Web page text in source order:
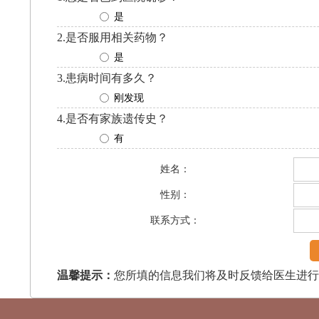
是
2.是否服用相关药物？
是
3.患病时间有多久？
刚发现
4.是否有家族遗传史？
有
姓名：
性别：
联系方式：
温馨提示：您所填的信息我们将及时反馈给医生进